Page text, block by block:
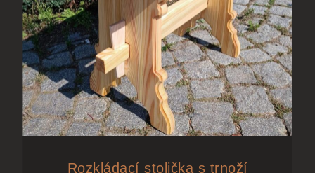
Rozkládací stolička s trnoží